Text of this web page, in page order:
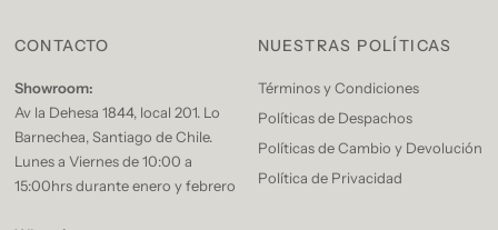
CONTACTO
Showroom:
Av la Dehesa 1844, local 201. Lo
Barnechea, Santiago de Chile.
Lunes a Viernes de 10:00 a
15:00hrs durante enero y febrero
NUESTRAS POLÍTICAS
Términos y Condiciones
Políticas de Despachos
Políticas de Cambio y Devolución
Política de Privacidad